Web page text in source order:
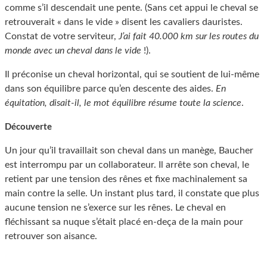
comme s’il descendait une pente. (Sans cet appui le cheval se
retrouverait « dans le vide » disent les cavaliers dauristes.
Constat de votre serviteur, J’ai fait 40.000 km sur les routes du
monde avec un cheval dans le vide !).
Il préconise un cheval horizontal, qui se soutient de lui-même
dans son équilibre parce qu’en descente des aides. En
équitation, disait-il, le mot équilibre résume toute la science.
Découverte
Un jour qu’il travaillait son cheval dans un manège, Baucher
est interrompu par un collaborateur. Il arrête son cheval, le
retient par une tension des rênes et fixe machinalement sa
main contre la selle. Un instant plus tard, il constate que plus
aucune tension ne s’exerce sur les rênes. Le cheval en
fléchissant sa nuque s’était placé en-deça de la main pour
retrouver son aisance.